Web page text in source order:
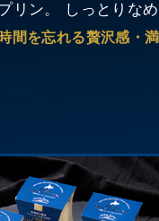
リン。 しっとりな
時間を忘れる贅沢感・